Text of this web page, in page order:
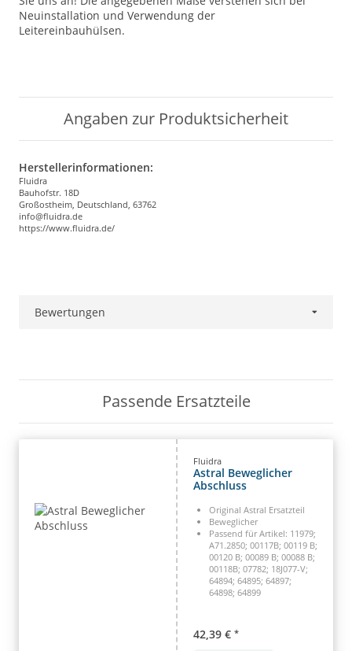
Neuinstallation und Verwendung der
Leitereinbauhülsen.
Angaben zur Produktsicherheit
Herstellerinformationen:
Fluidra
Bauhofstr. 18D
Großostheim, Deutschland, 63762
info@fluidra.de
https://www.fluidra.de/
Bewertungen
Passende Ersatzteile
Fluidra
Astral Beweglicher
Abschluss
Original Astral Ersatzteil
Beweglicher
Passend für Artikel: 11979;
A71.2850; 00117B; 00119 B;
00120 B; 00089 B; 00088 B;
00118B; 07782; 18J077-V;
64894; 64895; 64897;
64898; 64899
42,39 € *